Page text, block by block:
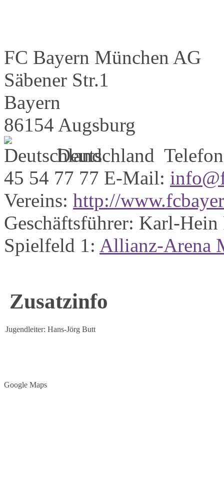
FC Bayern München AG
Säbener Str.1
Bayern
86154 Augsburg
Deutschland
45 54 77 77 E-Mail:
Vereins: http://
Geschäftsführer: Karl-Hein
Spielfeld 1: Allianz-Arena
Zusatzinfo
Jugendleiter: Hans-Jörg Butt
Google Maps